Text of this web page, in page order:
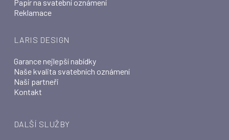
Papír na svatební oznámení
Reklamace
LARIS DESIGN
Garance nejlepší nabídky
Naše kvalita svatebních oznámení
Naši partneři
Kontakt
DALŠÍ SLUŽBY